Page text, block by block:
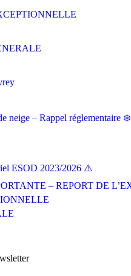
neige – Rappel réglementaire ❄️
ESOD 2023/2026 ⚠️
– REPORT DE